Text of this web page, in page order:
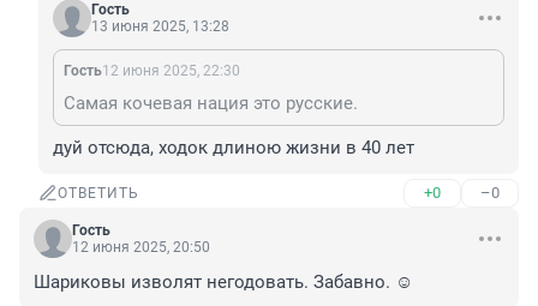
Гость
13 июня 2025, 13:28
Гость12 июня 2025, 22:30
Самая кочевая нация это русские.
дуй отсюда, ходок длиною жизни в 40 лет
ОТВЕТИТЬ +0 –0
Гость
12 июня 2025, 20:50
Шариковы изволят негодовать. Забавно. ☺️